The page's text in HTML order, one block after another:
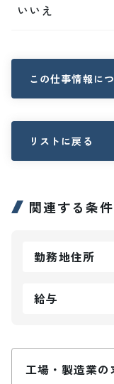
いいえ
この仕事情報に
リストに戻る
関連する条
勤務地住所
給与
工場・製造業